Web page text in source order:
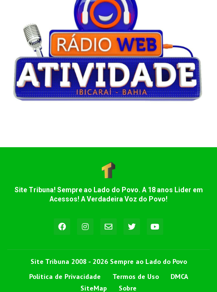
Site Tribuna! Sempre ao Lado do Povo. A 18 anos Lider em
Acessos! A Verdadeira Voz do Povo!
Site Tribuna 2008 - 2026 Sempre ao Lado do Povo
Política de Privacidade
Termos de Uso
DMCA
SiteMap
Sobre